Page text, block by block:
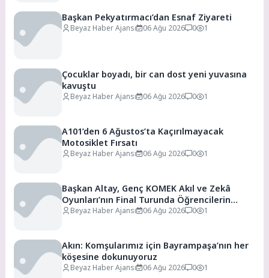
Başkan Pekyatırmacı’dan Esnaf Ziyareti
Beyaz Haber Ajansı 06 Ağu 2026 0 1
Çocuklar boyadı, bir can dost yeni yuvasına
kavuştu
Beyaz Haber Ajansı 06 Ağu 2026 0 1
A101’den 6 Ağustos’ta Kaçırılmayacak
Motosiklet Fırsatı
Beyaz Haber Ajansı 06 Ağu 2026 0 1
Başkan Altay, Genç KOMEK Akıl ve Zekâ
Oyunları’nın Final Turunda Öğrencilerin
Heyecanını Paylaştı
Beyaz Haber Ajansı 06 Ağu 2026 0 1
Akın: Komşularımız için Bayrampaşa’nın her
köşesine dokunuyoruz
Beyaz Haber Ajansı 06 Ağu 2026 0 1